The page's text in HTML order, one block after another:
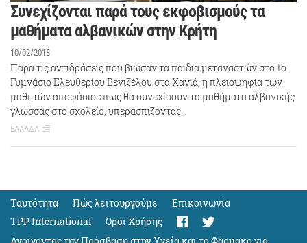
Συνεχίζονται παρά τους εκφοβισμούς τα
μαθήματα αλβανικών στην Κρήτη
10/02/2018
Παρά τις αντιδράσεις που βίωσαν τα παιδιά μεταναστών στο 1ο
Γυμνάσιο Ελευθερίου Βενιζέλου στα Χανιά, η πλειοψηφία των
μαθητών αποφάσισε πως θα συνεχίσουν τα μαθήματα αλβανικής
γλώσσας στο σχολείο, υπερασπίζοντας…
ΕΛΛΑΔΑ
Ταυτότητα Πώς λειτουργούμε
Eπικοινωνία
TPP International
Όροι Χρήσης